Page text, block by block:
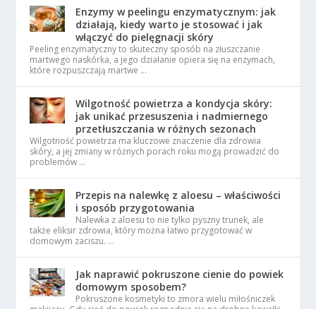
Enzymy w peelingu enzymatycznym: jak
działają, kiedy warto je stosować i jak
włączyć do pielęgnacji skóry
Peeling enzymatyczny to skuteczny sposób na złuszczanie
martwego naskórka, a jego działanie opiera się na enzymach,
które rozpuszczają martwe …
Wilgotność powietrza a kondycja skóry:
jak unikać przesuszenia i nadmiernego
przetłuszczania w różnych sezonach
Wilgotność powietrza ma kluczowe znaczenie dla zdrowia
skóry, a jej zmiany w różnych porach roku mogą prowadzić do
problemów …
Przepis na nalewkę z aloesu – właściwości
i sposób przygotowania
Nalewka z aloesu to nie tylko pyszny trunek, ale
także eliksir zdrowia, który można łatwo przygotować w
domowym zaciszu. …
Jak naprawić pokruszone cienie do powiek
domowym sposobem?
Pokruszone kosmetyki to zmora wielu miłośniczek